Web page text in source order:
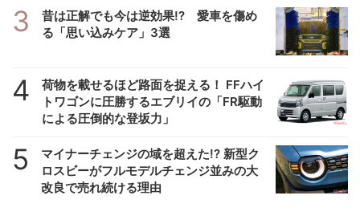
3
昔は正解でも今は逆効果!? 愛車を傷め
る「思い込みケア」3選
4
荷物を載せるほど路面を捉える！ FFハイ
トワゴンに圧勝するエブリイの「FR駆動
による圧倒的な登坂力」
5
マイナーチェンジの域を超えた!? 新型ク
ロスビーがフルモデルチェンジ並みの大
改良で売れ続ける理由